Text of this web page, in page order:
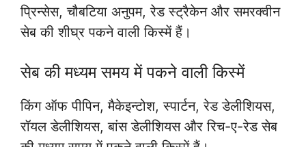
प्रिन्सेस, चौबटिया अनुपम, रेड स्ट्रैकेन और समरक्वीन
सेब की शीघ्र पकने वाली किस्में हैं।
सेब की मध्यम समय में पकने वाली किस्में
किंग ऑफ पीपिन, मैकेइन्टोश, स्पार्टन, रेड डेलीशियस,
रॉयल डेलीशियस, बांस डेलीशियस और रिच-ए-रेड सेब